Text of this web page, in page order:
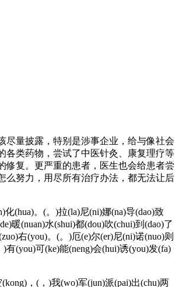
量披露，特别是涉事企业，给与像社会
类药物，尝试了中医针灸、康复理疗等
修复。更严重的患者，医生也会给患者尝
么努力，用尽所有治疗办法，都无法让后
(hua)。(。)拉(la)尼(ni)娜(na)导(dao)致
暖(nuan)水(shui)都(dou)吹(chui)到(dao)了
右(you)。(。)厄(e)尔(er)尼(ni)诺(nuo)则
有(you)可(ke)能(neng)会(hui)诱(you)发(fa)
，(，)我(wo)军(jun)派(pai)出(chu)两